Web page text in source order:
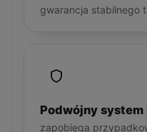
gwarancja stabilnego
Podwójny
zapobiega